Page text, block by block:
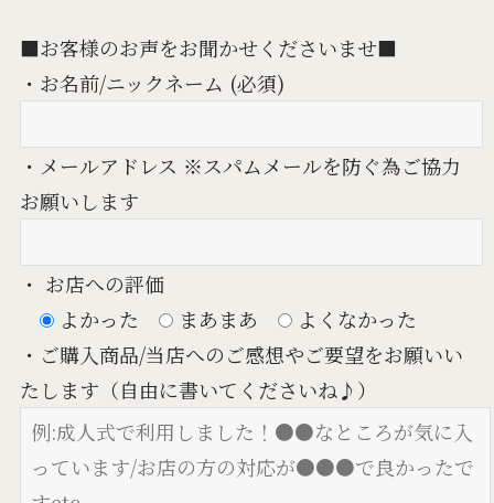
■お客様のお声をお聞かせくださいませ■
・お名前/ニックネーム (必須)
・メールアドレス ※スパムメールを防ぐ為ご協力
お願いします
・ お店への評価
よかった
まあまあ
よくなかった
・ご購入商品/当店へのご感想やご要望をお願いい
たします（自由に書いてくださいね♪）